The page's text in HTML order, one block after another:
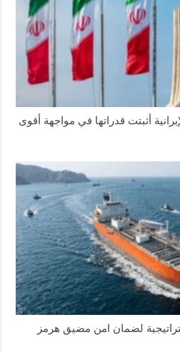
أثبتت قدراتها في مواجهة أقوى
لضمان امن مضيق هرمز